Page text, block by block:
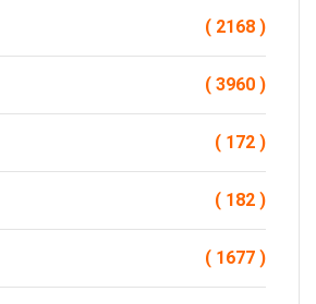
( 2168 )
( 3960 )
( 172 )
( 182 )
( 1677 )